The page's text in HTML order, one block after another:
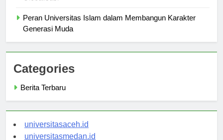
Peran Universitas Islam dalam Membangun Karakter
Categories
universitasaceh.id